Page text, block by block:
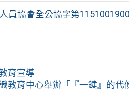
員協會全公協字第
育宣導
教育中心舉辦「『一鍵』的代